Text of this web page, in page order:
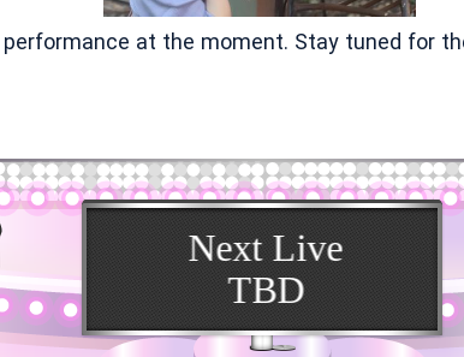
performance at the moment. Stay tuned for